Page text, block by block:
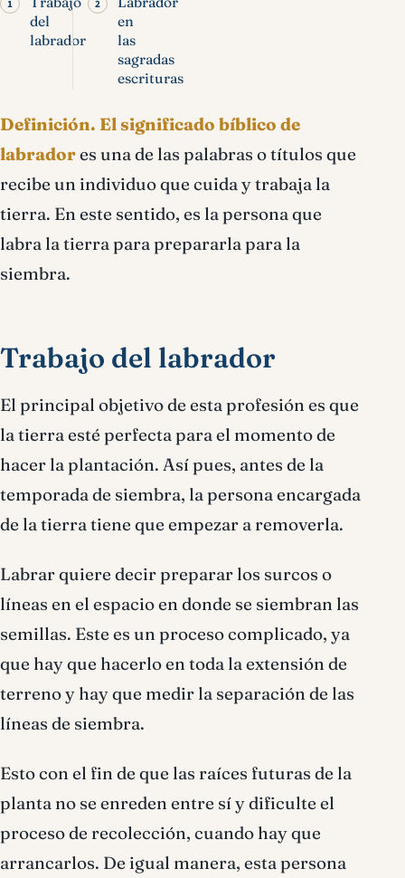
del
labrador
en
las
sagradas
escrituras
Definición. El significado bíblico de
labradores una de las palabras o títulos que
recibe un individuo que cuida y trabaja la
tierra. En este sentido, es la persona que
labra la tierra para prepararla para la
siembra.
Trabajo del labrador
El principal objetivo de esta profesión es que
la tierra esté perfecta para el momento de
hacer la plantación. Así pues, antes de la
temporada de siembra, la persona encargada
de la tierra tiene que empezar a removerla.
Labrar quiere decir preparar los surcos o
líneas en el espacio en donde se siembran las
semillas. Este es un proceso complicado, ya
que hay que hacerlo en toda la extensión de
terreno y hay que medir la separación de las
líneas de siembra.
Esto con el fin de que las raíces futuras de la
planta no se enreden entre sí y dificulte el
proceso de recolección, cuando hay que
arrancarlos. De igual manera, esta persona